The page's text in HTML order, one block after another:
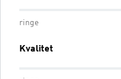
ringe
Kvalitet